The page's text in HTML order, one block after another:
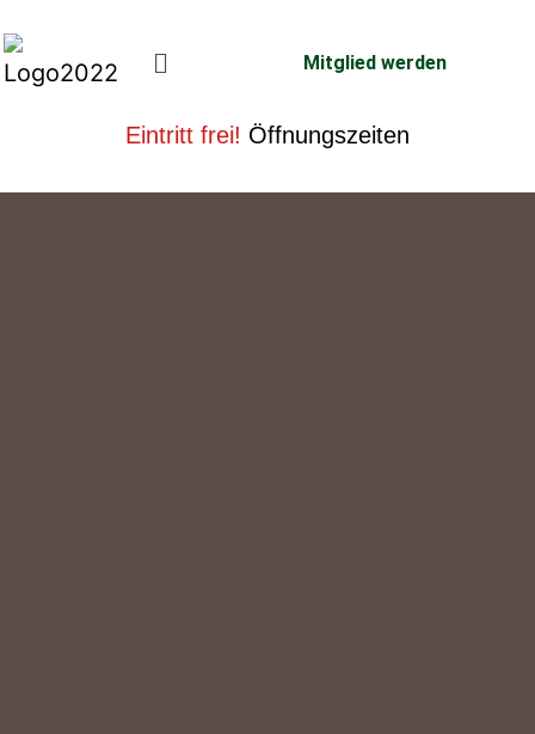
Mitglied werden
Eintritt frei! Öffnungszeiten